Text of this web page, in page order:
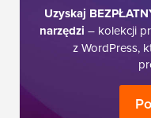
Uzyskaj
narzędzi – kolekcji
z WordPress,